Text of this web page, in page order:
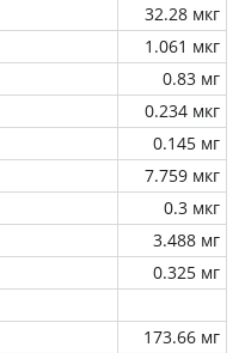
32.28 мкг
1.061 мкг
0.83 мг
0.234 мкг
0.145 мг
7.759 мкг
0.3 мкг
3.488 мг
0.325 мг
173.66 мг